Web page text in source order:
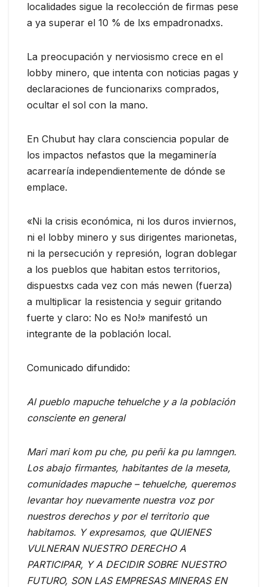
localidades sigue la recolección de firmas pese
a ya superar el 10 % de lxs empadronadxs.
La preocupación y nerviosismo crece en el
lobby minero, que intenta con noticias pagas y
declaraciones de funcionarixs comprados,
ocultar el sol con la mano.
En Chubut hay clara consciencia popular de
los impactos nefastos que la megaminería
acarrearía independientemente de dónde se
emplace.
«Ni la crisis económica, ni los duros inviernos,
ni el lobby minero y sus dirigentes marionetas,
ni la persecución y represión, logran doblegar
a los pueblos que habitan estos territorios,
dispuestxs cada vez con más newen (fuerza)
a multiplicar la resistencia y seguir gritando
fuerte y claro: No es No!» manifestó un
integrante de la población local.
Comunicado difundido:
Al pueblo mapuche tehuelche y a la población
consciente en general
Mari mari kom pu che, pu peñi ka pu lamngen.
Los abajo firmantes, habitantes de la meseta,
comunidades mapuche – tehuelche, queremos
levantar hoy nuevamente nuestra voz por
nuestros derechos y por el territorio que
habitamos. Y expresamos, que QUIENES
VULNERAN NUESTRO DERECHO A
PARTICIPAR, Y A DECIDIR SOBRE NUESTRO
FUTURO, SON LAS EMPRESAS MINERAS EN